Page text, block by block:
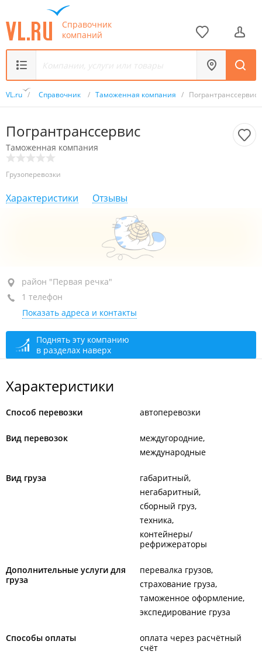
Справочник
компаний
VL.ru / Справочник / Таможенная компания / Погрантранссервис
Погрантранссервис
Таможенная компания
Грузоперевозки
Характеристики Отзывы
район "Первая речка", пр-т Острякова, 5
каб. 313
+7 (423) 296-88-77
сегодня закрыто
район "Первая речка"
1 телефон
Показать адреса и контакты
Поднять эту компанию
в разделах наверх
Характеристики
Способ перевозки автоперевозки
Вид перевозок
междугородние
международные
Вид груза
габаритный
негабаритный
сборный груз
техника
контейнеры/
рефрижераторы
Дополнительные услуги для
груза
перевалка грузов
страхование груза
таможенное оформление
экспедирование груза
Способы оплаты
оплата через расчётный
счёт